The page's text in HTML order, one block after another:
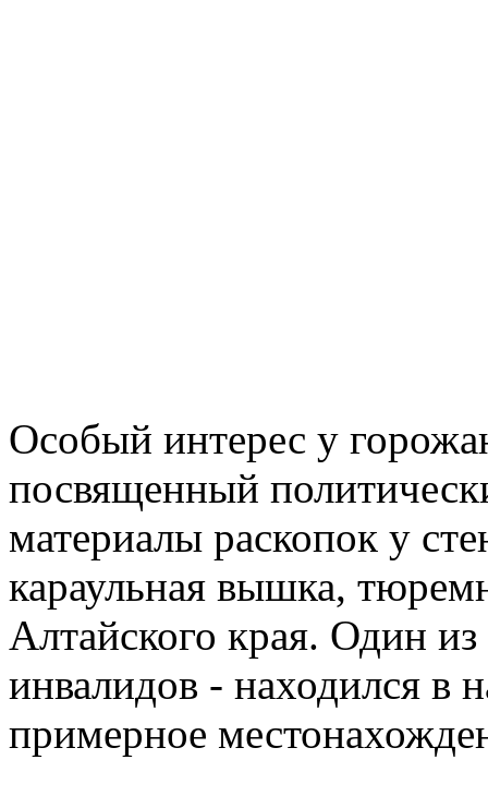
Особый интерес у
посвященный
материалы раскопок у
караульная вышка,
Алтайского края. Один из
инвалидов - находился в
примерное